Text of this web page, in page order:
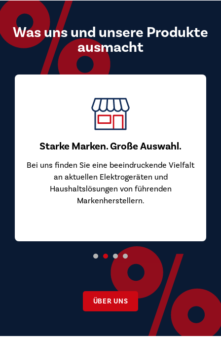
Was uns und unsere Produkte
ausmacht
Starke Marken. Große Auswahl.
Bei uns finden Sie eine beeindruckende Vielfalt
an aktuellen Elektrogeräten und
Haushaltslösungen von führenden
Markenherstellern.
ÜBER UNS